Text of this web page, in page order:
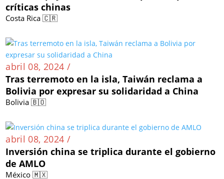
críticas chinas
Costa Rica 🇨🇷
abril 08, 2024 /
Tras terremoto en la isla, Taiwán reclama a
Bolivia por expresar su solidaridad a China
Bolivia 🇧🇴
abril 08, 2024 /
Inversión china se triplica durante el gobierno
de AMLO
México 🇲🇽